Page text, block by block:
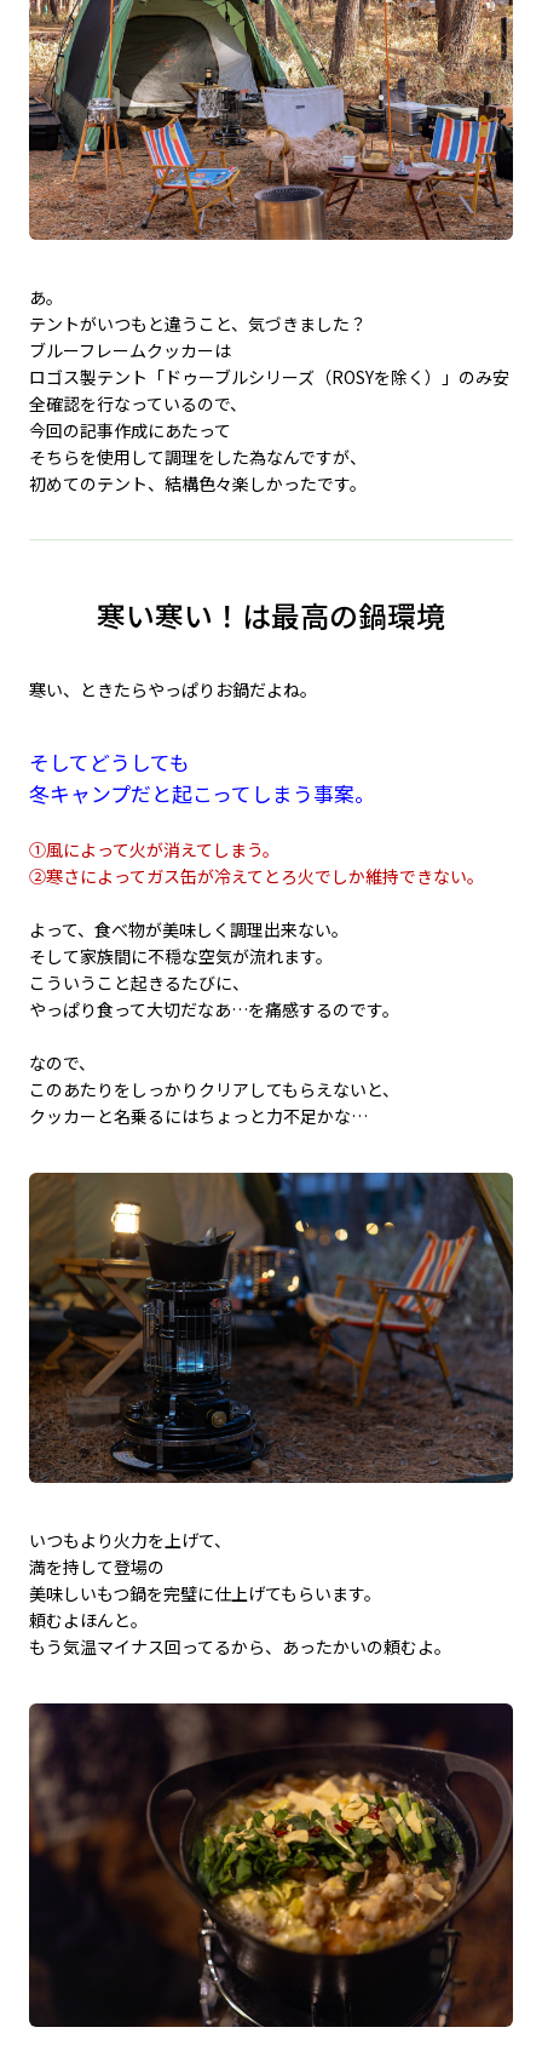
あ。
テントがいつもと違うこと、気づきました？
ブルーフレームクッカーは
ロゴス製テント「ドゥーブルシリーズ（ROSYを除く）」のみ安
全確認を行なっているので、
今回の記事作成にあたって
そちらを使用して調理をした為なんですが、
初めてのテント、結構色々楽しかったです。
寒い寒い！は最高の鍋環境
寒い、ときたらやっぱりお鍋だよね。
そしてどうしても
冬キャンプだと起こってしまう事案。
①風によって火が消えてしまう。
②寒さによってガス缶が冷えてとろ火でしか維持できない。
よって、食べ物が美味しく調理出来ない。
そして家族間に不穏な空気が流れます。
こういうこと起きるたびに、
やっぱり食って大切だなあ…を痛感するのです。
なので、
このあたりをしっかりクリアしてもらえないと、
クッカーと名乗るにはちょっと力不足かな…
いつもより火力を上げて、
満を持して登場の
美味しいもつ鍋を完璧に仕上げてもらいます。
頼むよほんと。
もう気温マイナス回ってるから、あったかいの頼むよ。